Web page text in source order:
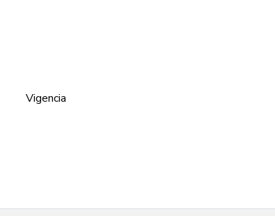
Vigencia